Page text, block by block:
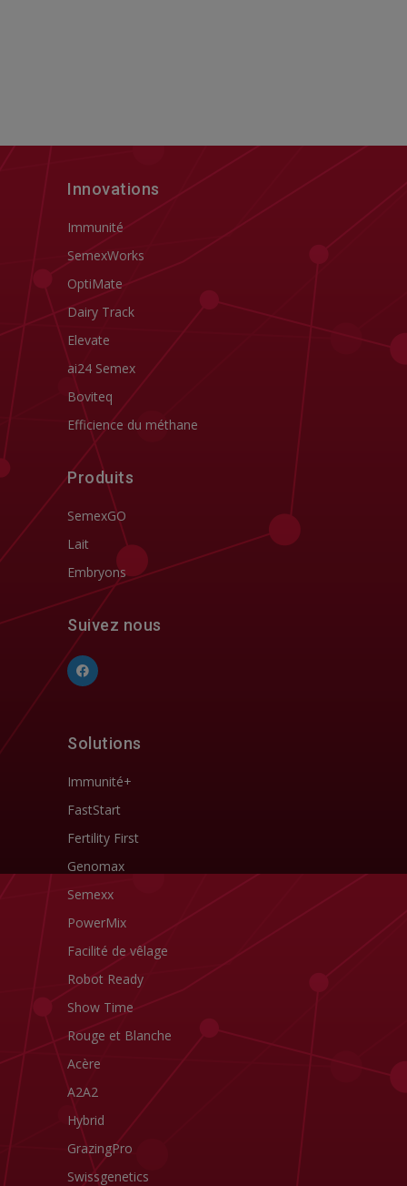
Innovations
Immunité
SemexWorks
OptiMate
Dairy Track
Elevate
ai24 Semex
Boviteq
Efficience du méthane
Produits
SemexGO
Lait
Embryons
Suivez nous
Solutions
Immunité+
FastStart
Fertility First
Genomax
Semexx
PowerMix
Facilité de vêlage
Robot Ready
Show Time
Rouge et Blanche
Acère
A2A2
Hybrid
GrazingPro
Swissgenetics